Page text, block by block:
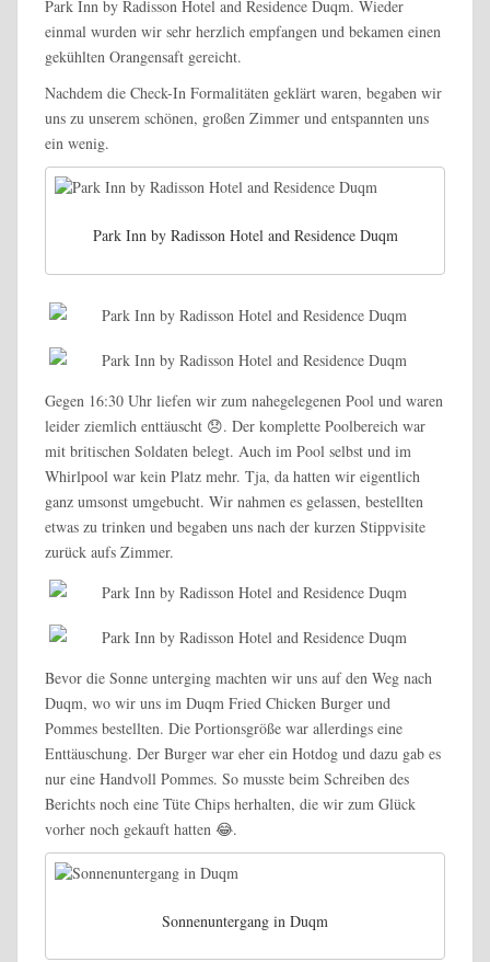
Park Inn by Radisson Hotel and Residence Duqm. Wieder
einmal wurden wir sehr herzlich empfangen und bekamen einen
gekühlten Orangensaft gereicht.
Nachdem die Check-In Formalitäten geklärt waren, begaben wir
uns zu unserem schönen, großen Zimmer und entspannten uns
ein wenig.
Park Inn by Radisson Hotel and Residence Duqm
Gegen 16:30 Uhr liefen wir zum nahegelegenen Pool und waren
leider ziemlich enttäuscht 😞. Der komplette Poolbereich war
mit britischen Soldaten belegt. Auch im Pool selbst und im
Whirlpool war kein Platz mehr. Tja, da hatten wir eigentlich
ganz umsonst umgebucht. Wir nahmen es gelassen, bestellten
etwas zu trinken und begaben uns nach der kurzen Stippvisite
zurück aufs Zimmer.
Bevor die Sonne unterging machten wir uns auf den Weg nach
Duqm, wo wir uns im Duqm Fried Chicken Burger und
Pommes bestellten. Die Portionsgröße war allerdings eine
Enttäuschung. Der Burger war eher ein Hotdog und dazu gab es
nur eine Handvoll Pommes. So musste beim Schreiben des
Berichts noch eine Tüte Chips herhalten, die wir zum Glück
vorher noch gekauft hatten 😂.
Sonnenuntergang in Duqm